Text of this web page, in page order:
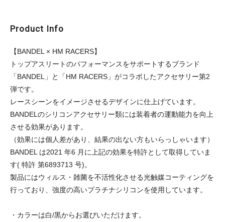
Product Info
【BANDEL × HM RACERS】
トップアスリートのパフォーマンスをサポートするブランド
「BANDEL」と「HM RACERS」がコラボしたアクセサリー第2
弾です。
レースシーンをイメージさせるデザインに仕上げています。
BANDELのシリコンアクセサリー類には装着者の運動能力を向上
させる効果があります。
（効果には個人差があり、結果の出ない方もいらっしゃいます）
BANDEL は2021 年6 月に上記の効果を特許として取得していま
す( 特許 第6893713 号)。
製品にはウィルス・雑菌を不活性化させる光触媒コーティングを
行っており、強度の高いプラチナシリコンを使用しています。
・カラーは白/黒からお選びいただけます。